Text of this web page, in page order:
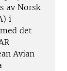
av Norsk
i
det
Avian